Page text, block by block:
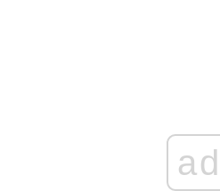
ad